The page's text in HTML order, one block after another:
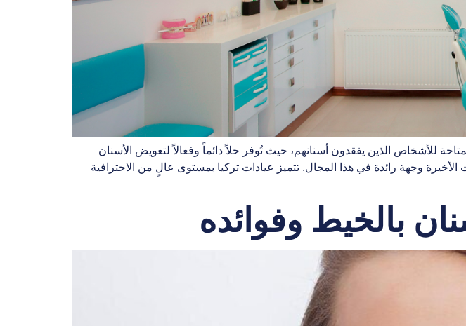
للأشخاص الذين يفقدون أسنانهم، حيث تُوفر حلاً دائماً وفعالاً لتعويض الأسنان
الأخيرة وجهة رائدة في هذا المجال. تتميز عيادات تركيا بمستوى عالٍ من الاحترافية
بالخيط وفوائده